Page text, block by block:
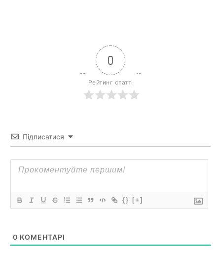
0
Рейтинг статті
Підписатися
{} [+]
0 КОМЕНТАРІ